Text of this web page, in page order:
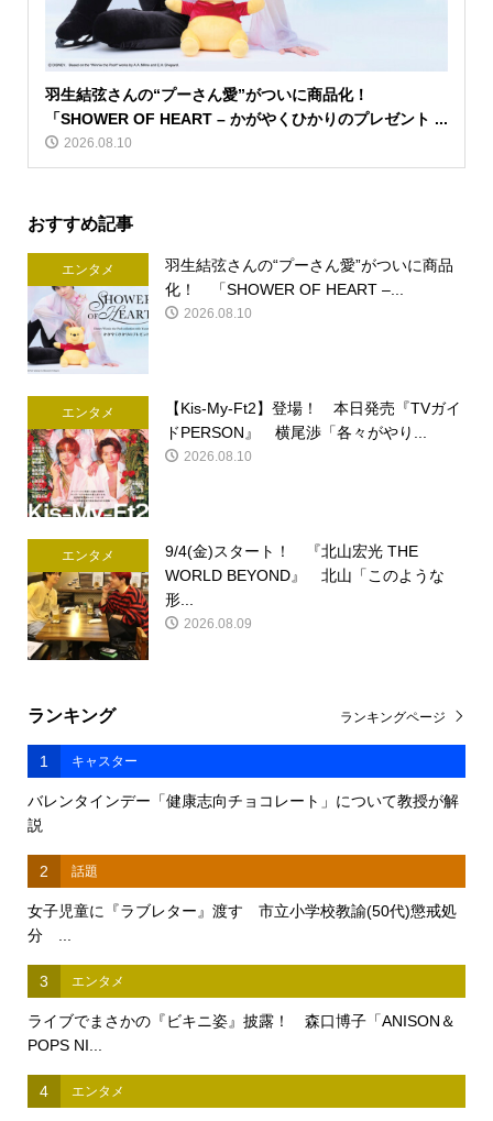
羽生結弦さんの“プーさん愛”がついに商品化！
「SHOWER OF HEART – かがやくひかりのプレゼント ...
2026.08.10
おすすめ記事
エンタメ
羽生結弦さんの“プーさん愛”がついに商品
化！ 「SHOWER OF HEART –...
2026.08.10
エンタメ
【Kis-My-Ft2】登場！ 本日発売『TVガイ
ドPERSON』 横尾渉「各々がやり...
2026.08.10
エンタメ
9/4(金)スタート！ 『北山宏光 THE
WORLD BEYOND』 北山「このような
形...
2026.08.09
ランキング
1 キャスター
バレンタインデー「健康志向チョコレート」について教授が解
説
2 話題
女子児童に『ラブレター』渡す 市立小学校教諭(50代)懲戒処
分 ...
3 エンタメ
ライブでまさかの『ビキニ姿』披露！ 森口博子「ANISON＆
POPS NI...
4 エンタメ
ランキングページ